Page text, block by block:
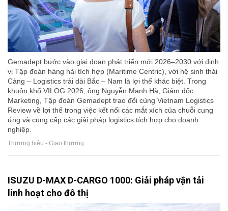
Gemadept bước vào giai đoạn phát triển mới 2026–2030 với định
vị Tập đoàn hàng hải tích hợp (Maritime Centric), với hệ sinh thái
Cảng – Logistics trải dài Bắc – Nam là lợi thế khác biệt. Trong
khuôn khổ VILOG 2026, ông Nguyễn Mạnh Hà, Giám đốc
Marketing, Tập đoàn Gemadept trao đổi cùng Vietnam Logistics
Review về lợi thế trong việc kết nối các mắt xích của chuỗi cung
ứng và cung cấp các giải pháp logistics tích hợp cho doanh
nghiệp.
Thương hiệu - Giao thương
ISUZU D-MAX D-CARGO 1000: Giải pháp vận tải
linh hoạt cho đô thị